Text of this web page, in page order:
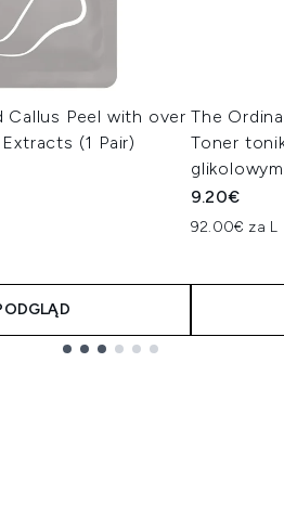
Callus Peel with over
(1 Pair)
The
Toner
9.20€
92.00€ za L